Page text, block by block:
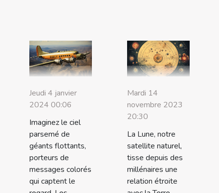
Jeudi 4 janvier
2024 00:06
Imaginez le ciel
parsemé de
géants flottants,
porteurs de
messages colorés
qui captent le
Mardi 14
novembre 2023
20:30
La Lune, notre
satellite naturel,
tisse depuis des
millénaires une
relation étroite